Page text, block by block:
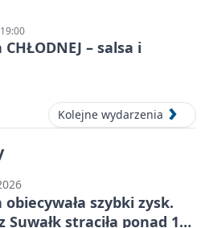
– salsa i
Kolejne wydarzenia
obiecywała szybki zysk.
Suwałk straciła ponad 190